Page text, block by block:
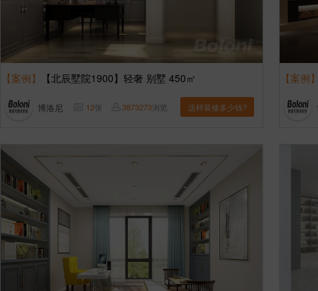
【案例】 【北辰墅院1900】轻奢 别墅 450㎡
博洛尼 12张 3873273浏览 这样装修多少钱?
【案例